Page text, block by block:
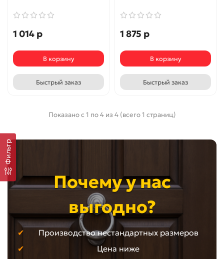
Фильтр
1 014 р
В корзину
Быстрый заказ
1 875 р
В корзину
Быстрый заказ
Показано с 1 по 4 из 4 (всего 1 страниц)
Почему у нас
выгодно?
Производство нестандартных размеров
Цена ниже